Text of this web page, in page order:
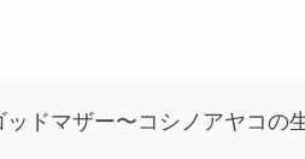
ドマザー〜コシノアヤコの